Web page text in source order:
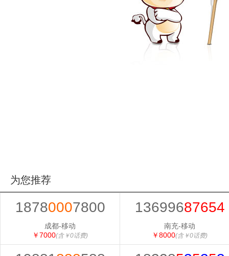
为您推荐
18780007800
成都-移动
￥7000(含￥0话费)
13699687654
南充-移动
￥8000(含￥0话费)